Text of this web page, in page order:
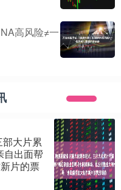
高风险≠一
大片累
自出面帮
片的票